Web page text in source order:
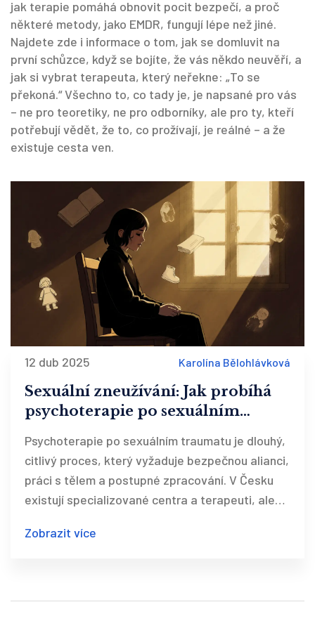
jak terapie pomáhá obnovit pocit bezpečí, a proč
některé metody, jako EMDR, fungují lépe než jiné.
Najdete zde i informace o tom, jak se domluvit na
první schůzce, když se bojíte, že vás někdo neuvěří, a
jak si vybrat terapeuta, který neřekne: „To se
překoná.“ Všechno to, co tady je, je napsané pro vás
– ne pro teoretiky, ne pro odborníky, ale pro ty, kteří
potřebují vědět, že to, co prožívají, je reálné – a že
existuje cesta ven.
12 dub 2025 Karolína Bělohlávková
Sexuální zneužívání: Jak probíhá
psychoterapie po sexuálním
Psychoterapie po sexuálním traumatu je dlouhý,
citlivý proces, který vyžaduje bezpečnou alianci,
práci s tělem a postupné zpracování. V Česku
existují specializované centra a terapeuti, ale
Zobrazit více